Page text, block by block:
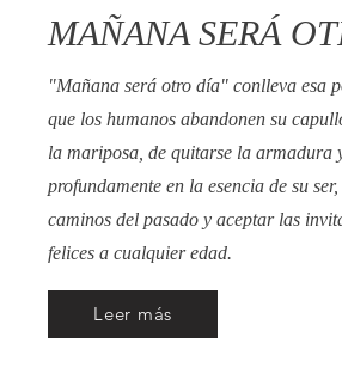
MAÑANA SERÁ
"Mañana será otro día" conlleva esa
que los humanos abandonen su
la mariposa, de quitarse la armadura
profundamente en la esencia de su
caminos del pasado y aceptar las
felices a cualquier edad.
Leer más